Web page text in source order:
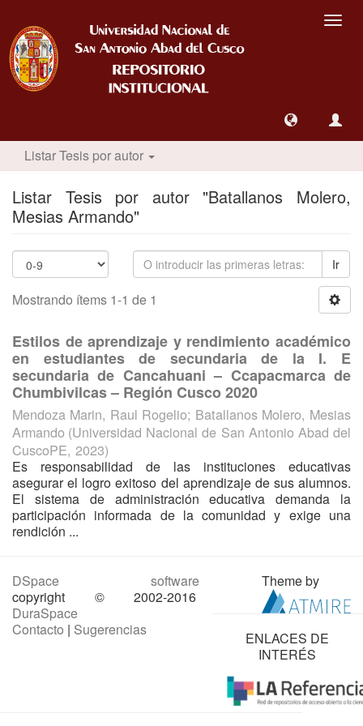
Listar Tesis por autor
Listar Tesis por autor "Batallanos Molero,
Mesias Armando"
Ir
Mostrando ítems 1-1 de 1
Estilos de aprendizaje y rendimiento académico
en estudiantes de secundaria de la I. E
secundaria de Cancahuani – Ccapacmarca de
Chumbivilcas – Región Cusco 2020
Mendoza Marin, Raul Rogelio; Batallanos Molero, Mesias
Armando (Universidad Nacional de San Antonio Abad del
CuscoPE, 2023)
Es responsabilidad de las instituciones educativas
asegurar el logro exitoso del aprendizaje de sus alumnos.
El sistema de administración educativa demanda la
participación informada de la comunidad y exige una
rendición ...
DSpace software
copyright © 2002-2016
DuraSpace
Contacto | Sugerencias
Theme by
ENLACES DE
INTERÉS